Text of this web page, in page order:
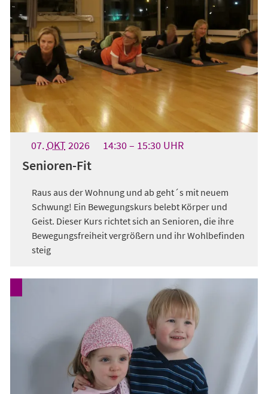
07. OKT2026 14:30 15:30UHR
Senioren-Fit
Raus aus der Wohnung und ab geht´s mit neuem
Schwung! Ein Bewegungskurs belebt Körper und
Geist. Dieser Kurs richtet sich an Senioren, die ihre
Bewegungsfreiheit vergrößern und ihr Wohlbefinden
steig